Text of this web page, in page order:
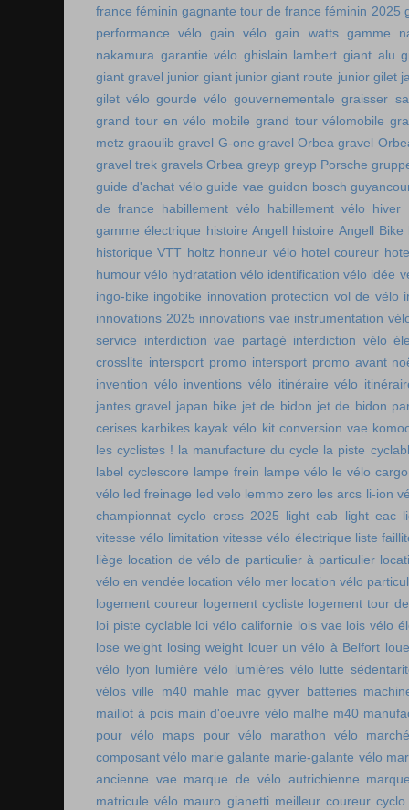
france féminin gagnante tour de france féminin 2025
performance vélo
gain vélo gain watts gamme
nakamura garantie vélo ghislain lambert giant alu
giant gravel junior giant junior giant route junior gilet
gilet vélo gourde vélo gouvernementale graisser
grand tour en vélo mobile grand tour vélomobile
metz graoulib gravel G-one gravel Orbea gravel
gravel trek gravels Orbea greyp greyp Porsche
guide d'achat vélo guide vae guidon bosch
de france
habillement vélo habillement vélo hiver
gamme électrique histoire Angell histoire Angell Bike
historique VTT holtz honneur vélo hotel coureur
humour vélo hydratation vélo identification vélo idée
ingo-bike ingobike innovation protection vol de vélo
innovations 2025 innovations vae instrumentation
service
interdiction vae partagé interdiction vélo
crosslite intersport promo intersport promo avant
invention vélo inventions vélo itinéraire vélo
jantes gravel japan bike jet de bidon jet de bidon
cerises karbikes kayak vélo kit conversion vae
les cyclistes ! la manufacture du cycle la piste
label cyclescore lampe frein lampe vélo le vélo
vélo led freinage led velo lemmo zero les arcs li-ion
championnat cyclo cross 2025 light eab light eac
vitesse vélo limitation vitesse vélo électrique liste
liège location de vélo de particulier à particulier
vélo en vendée location vélo mer location vélo
logement coureur logement cycliste logement tour
loi piste cyclable loi vélo californie lois vae lois vélo
lose weight losing weight louer un vélo à Belfort
vélo lyon lumière vélo lumières vélo lutte
vélos ville
m40 mahle mac gyver batteries
maillot à pois main d'oeuvre vélo malhe m40
pour vélo
maps pour vélo marathon vélo
composant vélo marie galante marie-galante vélo
ancienne vae marque de vélo autrichienne
matricule vélo mauro gianetti meilleur coureur